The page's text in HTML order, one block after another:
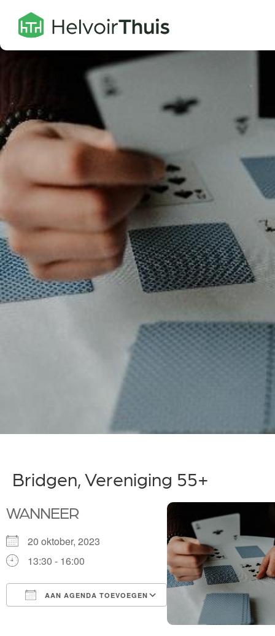
Bridgen, Vereniging 55+
WANNEER
20 oktober, 2023
13:30 - 16:00
AAN AGENDA TOEVOEGEN
Outlook Live